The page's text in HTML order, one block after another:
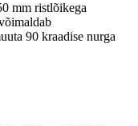
mm ristlõikega
90 kraadise nurga